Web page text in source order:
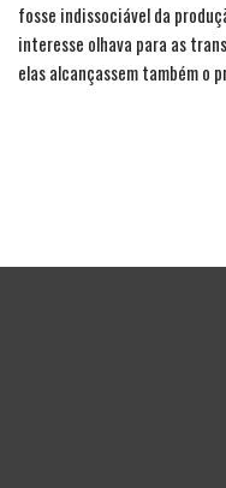
fosse indissociável da
interesse olhava para as
elas alcançassem também o